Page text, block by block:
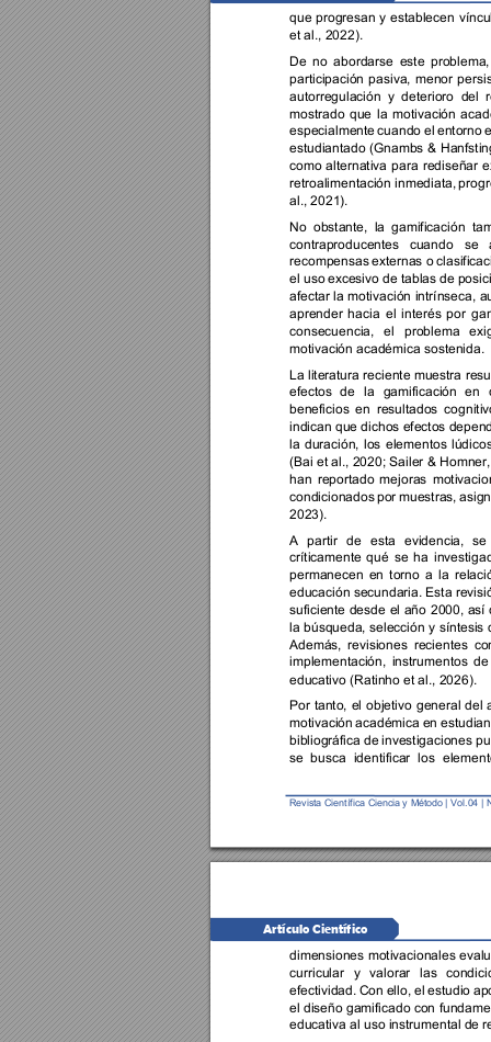
Revista Científica Ciencia y Método | Vol.04 |
que progresan y establecen
et al., 2022).
De no abordarse este
participación pasiva, menor
autorregulación
y deterioro del
mostrado que la motivación
especialmente cuando el entorno
estudiantado (Gnambs &
como alternativa para rediseñar
retroalimentación inmediata,
al., 2021).
No obstante, la gamificación
contraproducentes
cuando se
recompensas externas o
el uso excesivo de tablas de
afectar la motivación intrínseca,
aprender hacia el interés por
consecuencia,
el problema e
motivación académica sostenida.
La literatura reciente muestra
efectos
de la gamificación en
beneficios en resultados
indican que dichos efectos
la duración, los elementos
(Bai et al., 2020; Sailer &
han reportado mejoras
condicionados por muestras,
2023).
A partir de esta evidencia,
se
críticamente qué se ha
permanecen en torno a la
educación secundaria. Esta
suficiente desde el año 2000, así
la búsqueda, selección y síntesis
Además,
revisiones recientes
implementación, instrumentos de
educativo (Ratinho et al., 2026).
Por tanto, el objetivo general del
motivación académica en
bibliográfica de investigaciones
se
busca identificar los
Artículo Científico
dimensiones motivacionales
curricular
y valorar las
efectividad. Con ello, el estudio
el diseño gamificado con
educativa al uso instrumental de